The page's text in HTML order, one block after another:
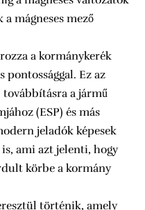
mágneses mező
a kormánykerék
pontossággal. Ez az
a jármű
(ESP) és más
jeladók képesek
ami azt jelenti, hogy
körbe a kormány
történik, amely